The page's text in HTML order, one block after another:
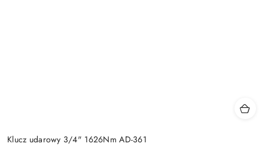
Klucz udarowy 3/4" 1626Nm AD-361